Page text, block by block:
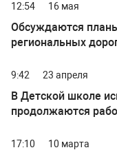
12:54 16 мая
Обсуждаются
региональных
9:42 23 апреля
В Детской школе
продолжаются
17:10 10 марта